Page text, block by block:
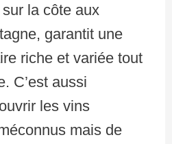
la côte aux
garantit une
riche et variée tout
C’est aussi
les vins
mais de